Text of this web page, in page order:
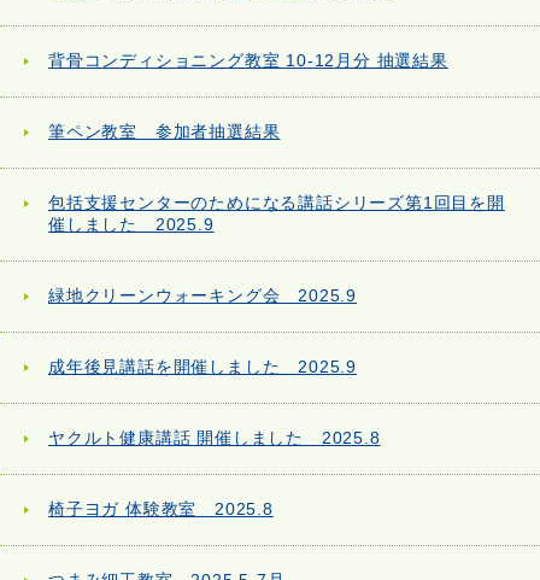
背骨コンディショニング教室 10-12月分 抽選結果
筆ペン教室 参加者抽選結果
包括支援センターのためになる講話シリーズ第1回目を開
催しました 2025.9
緑地クリーンウォーキング会 2025.9
成年後見講話を開催しました 2025.9
ヤクルト健康講話 開催しました 2025.8
椅子ヨガ 体験教室 2025.8